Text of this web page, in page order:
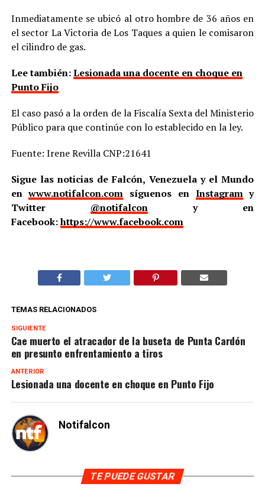
Inmediatamente se ubicó al otro hombre de 36 años en
el sector La Victoria de Los Taques a quien le comisaron
el cilindro de gas.
Lee también:Lesionada una docente en choque en
Punto Fijo
El caso pasó a la orden de la Fiscalía Sexta del Ministerio
Público para que continúe con lo establecido en la ley.
Fuente: Irene Revilla CNP:21641
Sigue las noticias de Falcón, Venezuela y el Mundo
enwww.notifalcon.com síguenos en Instagramy
Twitter @notifalcony en
Facebook:https://www.facebook.com
TEMAS RELACIONADOS
SIGUIENTE
Cae muerto el atracador de la buseta de Punta Cardón
en presunto enfrentamiento a tiros
ANTERIOR
Lesionada una docente en choque en Punto Fijo
Notifalcon
TE PUEDE GUSTAR